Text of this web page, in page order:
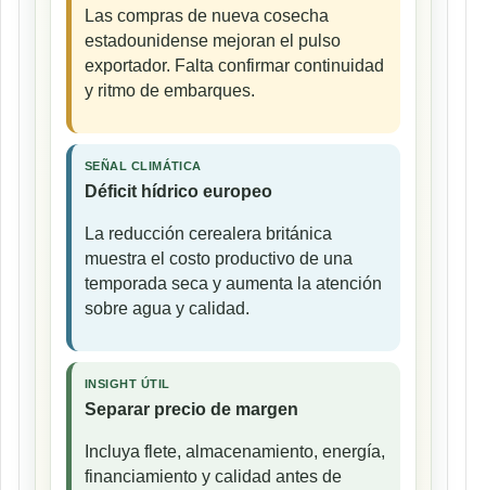
Las compras de nueva cosecha
estadounidense mejoran el pulso
exportador. Falta confirmar continuidad
y ritmo de embarques.
SEÑAL CLIMÁTICA
Déficit hídrico europeo
La reducción cerealera británica
muestra el costo productivo de una
temporada seca y aumenta la atención
sobre agua y calidad.
INSIGHT ÚTIL
Separar precio de margen
Incluya flete, almacenamiento, energía,
financiamiento y calidad antes de